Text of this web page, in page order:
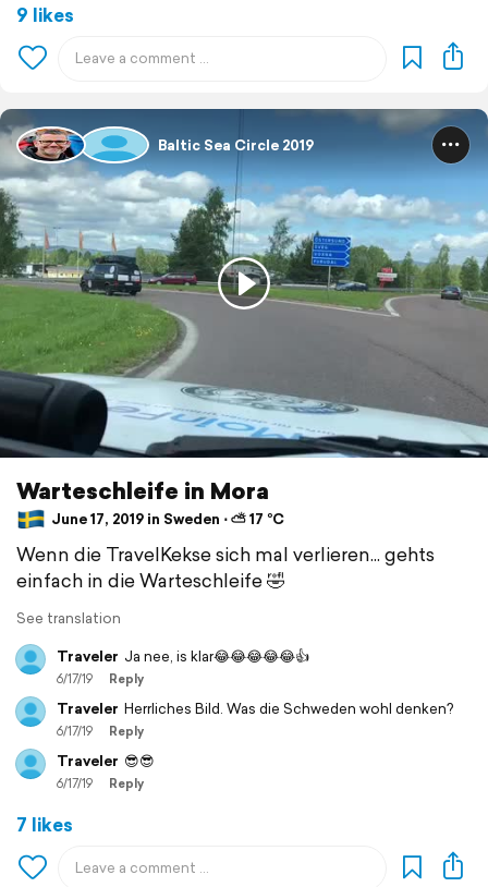
9 likes
Baltic Sea Circle 2019
Warteschleife in Mora
June 17, 2019 in Sweden ⋅ ⛅ 17 °C
Wenn die TravelKekse sich mal verlieren... gehts
einfach in die Warteschleife 🤣
See translation
Traveler Ja nee, is klar😂😂😂😂😂👍
6/17/19 Reply
Traveler Herrliches Bild. Was die Schweden wohl denken?
6/17/19 Reply
Traveler 😎😎
6/17/19 Reply
7 likes